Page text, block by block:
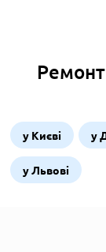
у Києві у
у Львові